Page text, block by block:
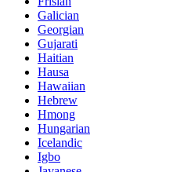
Galician
Georgian
Gujarati
Haitian
Hausa
Hawaiian
Hebrew
Hmong
Hungarian
Icelandic
Igbo